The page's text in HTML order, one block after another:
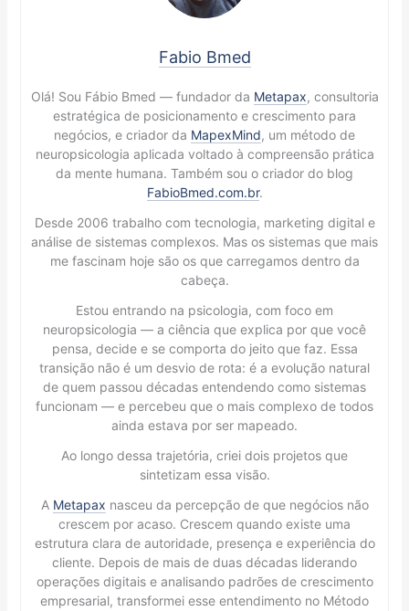
Fabio Bmed
Olá! Sou Fábio Bmed — fundador da Metapax, consultoria
estratégica de posicionamento e crescimento para
negócios, e criador da MapexMind, um método de
neuropsicologia aplicada voltado à compreensão prática
da mente humana. Também sou o criador do blog
FabioBmed.com.br.
Desde 2006 trabalho com tecnologia, marketing digital e
análise de sistemas complexos. Mas os sistemas que mais
me fascinam hoje são os que carregamos dentro da
cabeça.
Estou entrando na psicologia, com foco em
neuropsicologia — a ciência que explica por que você
pensa, decide e se comporta do jeito que faz. Essa
transição não é um desvio de rota: é a evolução natural
de quem passou décadas entendendo como sistemas
funcionam — e percebeu que o mais complexo de todos
ainda estava por ser mapeado.
Ao longo dessa trajetória, criei dois projetos que
sintetizam essa visão.
A Metapax nasceu da percepção de que negócios não
crescem por acaso. Crescem quando existe uma
estrutura clara de autoridade, presença e experiência do
cliente. Depois de mais de duas décadas liderando
operações digitais e analisando padrões de crescimento
empresarial, transformei esse entendimento no Método